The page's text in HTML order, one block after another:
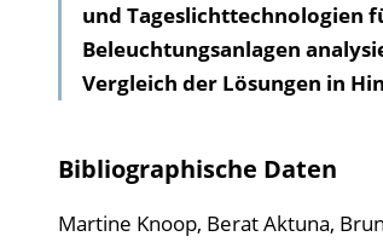
und Tageslichttechnologien
Beleuchtungsanlagen
Vergleich der Lösungen in
Bibliographische Daten
Martine Knoop, Berat Aktuna,